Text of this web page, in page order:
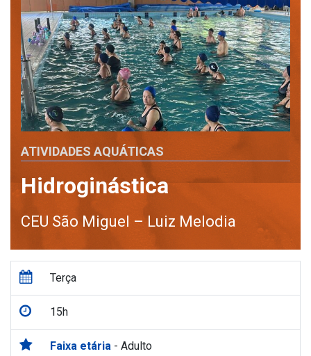
ATIVIDADES AQUÁTICAS
Hidroginástica
CEU São Miguel – Luiz Melodia
Terça
15h
Faixa etária - Adulto